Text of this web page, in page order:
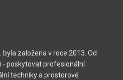
založena v roce 2013. Od
poskytovat profesionální
techniky a prostorové